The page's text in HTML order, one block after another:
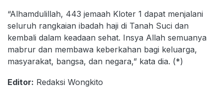
“Alhamdulillah, 443 jemaah Kloter 1 dapat menjalani
seluruh rangkaian ibadah haji di Tanah Suci dan
kembali dalam keadaan sehat. Insya Allah semuanya
mabrur dan membawa keberkahan bagi keluarga,
masyarakat, bangsa, dan negara,” kata dia. (*)
Editor: Redaksi Wongkito